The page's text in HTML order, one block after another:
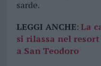
sarde.
LEGGI ANCHE: La
si rilassa nel
a San Teodoro